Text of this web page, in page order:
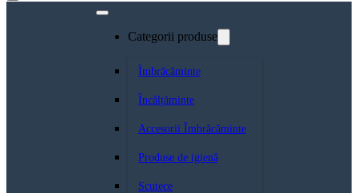
Categorii produse
Îmbrăcăminte
Încălțăminte
Accesorii Îmbrăcăminte
Produse de igienă
Scutece